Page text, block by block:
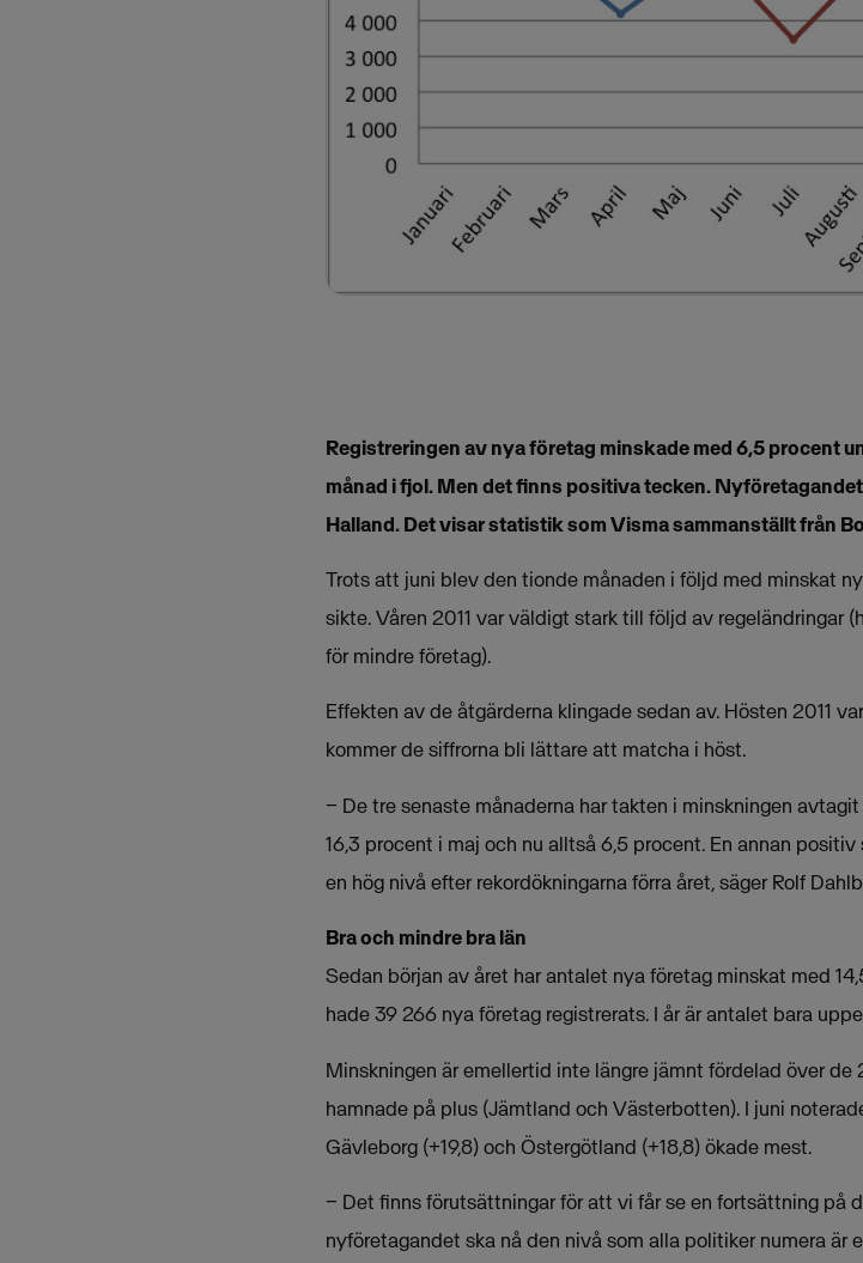
Registreringen av nya företag minskade med 6,5 procent
månad i fjol. Men det finns positiva tecken.
Halland. Det visar statistik som Visma sammanställt från
Trots att juni blev den tionde månaden i följd med minskat
sikte. Våren 2011 var väldigt stark till följd av
för mindre företag).
Effekten av de åtgärderna klingade sedan av. Hösten 2011
kommer de siffrorna bli lättare att matcha i höst.
− De tre senaste månaderna har takten i minskningen
16,3 procent i maj och nu alltså 6,5 procent. En annan
en hög nivå efter rekordökningarna förra året, säger Rolf
Bra och mindre bra län
Sedan början av året har antalet nya företag minskat med
hade 39 266 nya företag registrerats. I år är antalet bara
Minskningen är emellertid inte längre jämnt fördelad över de
hamnade på plus (Jämtland och Västerbotten). I juni
Gävleborg (+19,8) och Östergötland (+18,8) ökade mest.
− Det finns förutsättningar för att vi får se en fortsättning på
nyföretagandet ska nå den nivå som alla politiker numera är